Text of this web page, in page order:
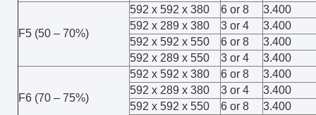
F5 (50 – 70%)
592 x 592 x 380 6 or 8
3.400
592 x 289 x 380
3 or 4
3.400
592 x 592 x 550
6 or 8
3.400
592 x 289 x 550
3 or 4 3.400
F6 (70 – 75%)
592 x 592 x 380 6 or 8
3.400
592 x 289 x 380
3 or 4
3.400
592 x 592 x 550
6 or 8
3.400